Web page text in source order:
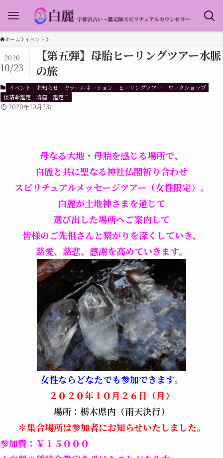
ホーム イベント
【第五弾】母胎ヒーリングツアー水脈
の旅
2020
10/23
イベント お知らせ カラールネーション ヒーリングツアー
ワークショップ
倭結命鑑定
講座 鑑定日
2020年10月23日
母なる大地・母胎を感じる場所で、
白麗と共に聖なる神社仏閣祈り合わせ
スピリチュアルメッセージツアー（女性限定）。
白麗が土地神さまを通じて
選び出した場所へご案内して
皆様のご先祖さんと繋がりを深くしていき、
慈愛、慈悲、感謝を高めていきます。
女性ならどなたでも参加できます。
２０２０年１０月２６日（月）
場所：栃木県内（雨天決行）
＊集合場所は参加者にお知らせいたしました。
参加費：￥１５０００